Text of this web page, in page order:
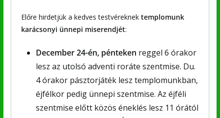
Előre hirdetjük a kedves testvéreknek templomunk
karácsonyi ünnepi miserendjét:
December 24-én, pénteken reggel 6 órakor
lesz az utolsó adventi roráte szentmise. Du.
4 órakor pásztorjáték lesz templomunkban,
éjfélkor pedig ünnepi szentmise. Az éjféli
szentmise előtt közös éneklés lesz 11 órától